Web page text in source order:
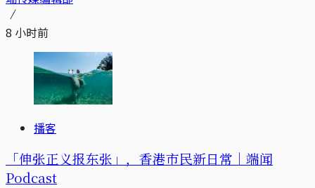
8 小时前
播客
「伸张正义报东张」，香港市民新日常｜端闻
Podcast